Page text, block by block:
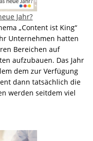
Jahr?
„Content ist King“
Unternehmen hatten
Bereichen auf
aufzubauen. Das Jahr
dem zur Verfügung
dann tatsächlich die
werden seitdem viel